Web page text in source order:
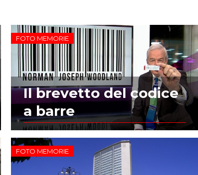
FOTO MEMORIE
Il brevetto del codice
a barre
FOTO MEMORIE